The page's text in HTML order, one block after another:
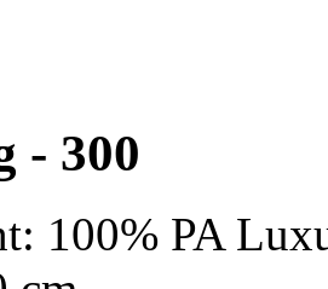
- 300
100% PA